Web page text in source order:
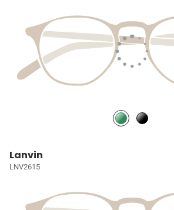
Lanvin
LNV2615